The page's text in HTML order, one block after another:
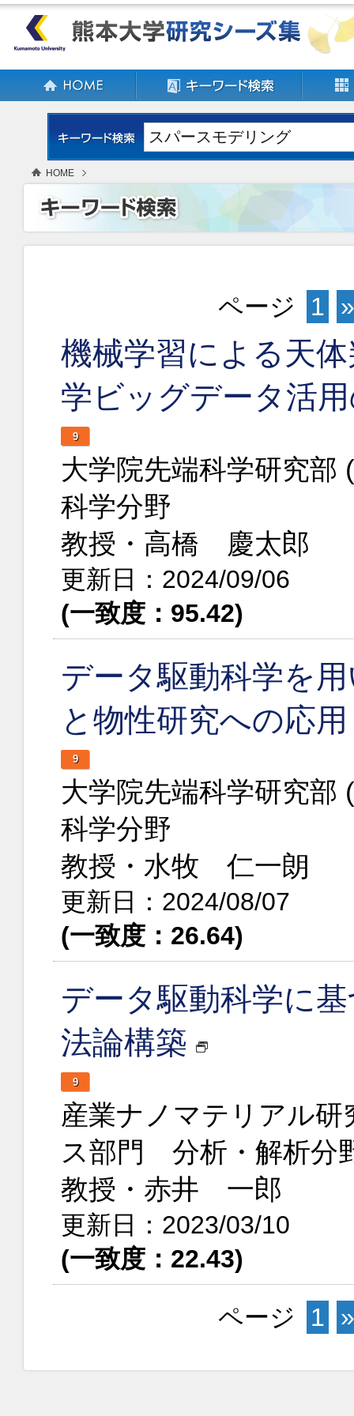
HOME
ページ 1 »
機械学習による天
学ビッグデータ活
9
大学院先端科学研究
科学分野
教授・高橋 慶太郎
更新日：2024/09/06
(一致度：95.42)
データ駆動科学を
と物性研究への応用
9
大学院先端科学研究
科学分野
教授・水牧 仁一朗
更新日：2024/08/07
(一致度：26.64)
データ駆動科学に
法論構築
9
産業ナノマテリアル
ス部門 分析・解析分
教授・赤井 一郎
更新日：2023/03/10
(一致度：22.43)
ページ 1 »